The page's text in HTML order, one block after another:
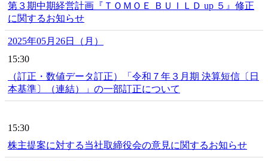
第３期中期経営計画『ＴＯＭＯＥ ＢＵＩＬＤ up ５』修正
に関するお知らせ
2025年05月26日（月）
15:30
（訂正・数値データ訂正）「令和７年３月期 決算短信〔日
本基準〕（連結）」の一部訂正について
15:30
株主提案に対する当社取締役会の意見に関するお知らせ